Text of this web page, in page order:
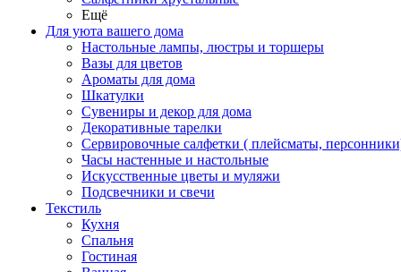
Ещё
Для уюта вашего дома
Настольные лампы, люстры и торшеры
Вазы для цветов
Ароматы для дома
Шкатулки
Сувениры и декор для дома
Декоративные тарелки
Сервировочные салфетки ( плейсматы,
Часы настенные и настольные
Искусственные цветы и муляжи
Подсвечники и свечи
Текстиль
Кухня
Спальня
Гостиная